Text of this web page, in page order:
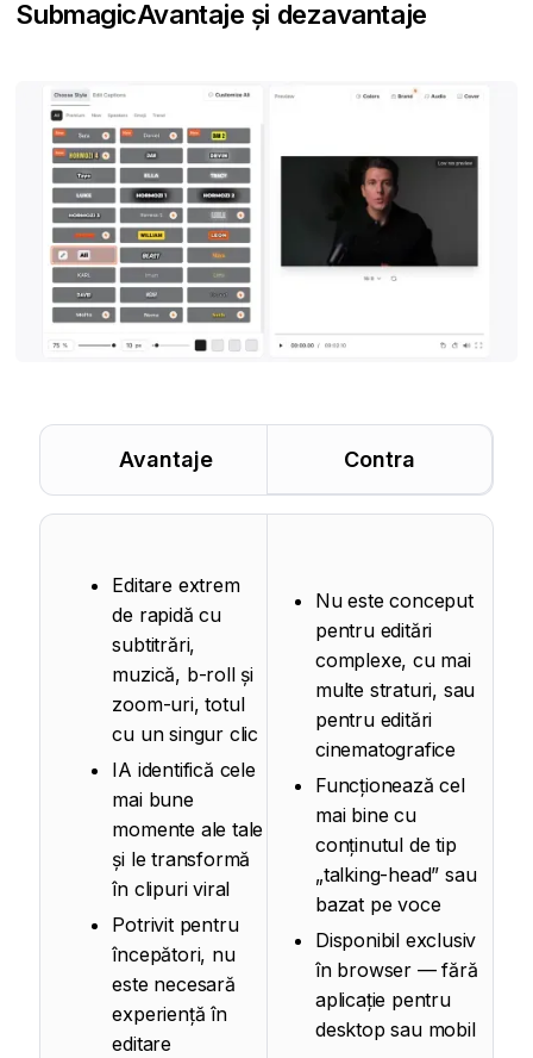
SubmagicAvantaje și dezavantaje
Avantaje Contra
Editare extrem
de rapidă cu
subtitrări,
muzică, b-roll și
zoom-uri, totul
cu un singur clic
IA identifică cele
mai bune
momente ale tale
și le transformă
în clipuri viral
Potrivit pentru
începători, nu
este necesară
experiență în
editare
Nu este conceput
pentru editări
complexe, cu mai
multe straturi, sau
pentru editări
cinematografice
Funcționează cel
mai bine cu
conținutul de tip
„talking-head” sau
bazat pe voce
Disponibil exclusiv
în browser — fără
aplicație pentru
desktop sau mobil